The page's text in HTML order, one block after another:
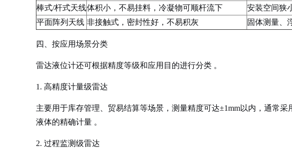
棒式/杆式天线体积小，不易挂料，冷凝物可顺杆流下
安装空间狭
平面阵列天线 非接触式，密封性好，不易积灰 固体测量、
四、按应用场景分类
雷达液位计还可根据精度等级和应用目的进行分类 。
1. 高精度计量级雷达
主要用于库存管理、贸易结算等场景，测量精度可达±1mm以内，通常
液体的精确计量 。
2. 过程监测级雷达